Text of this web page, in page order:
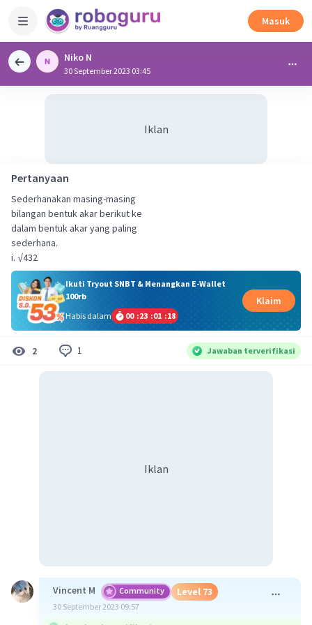
Masuk
Niko N
30 September 2023 03:45
Iklan
Pertanyaan
Sederhanakan masing-masing
bilangan bentuk akar berikut ke
dalam bentuk akar yang paling
sederhana.
i. √432
Ikuti Tryout SNBT & Menangkan E-Wallet
100rb
Habis dalam
00 :23 :01 :18
Klaim
2 1 Jawaban terverifikasi
Iklan
Vincent M Community Level 73
30 September 2023 09:57